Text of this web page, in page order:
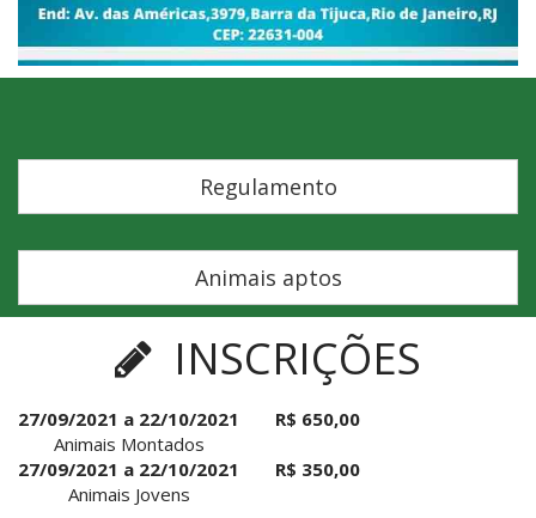
Regulamento
Animais aptos
INSCRIÇÕES
27/09/2021 a 22/10/2021
Animais Montados
R$ 650,00
27/09/2021 a 22/10/2021
Animais Jovens
R$ 350,00